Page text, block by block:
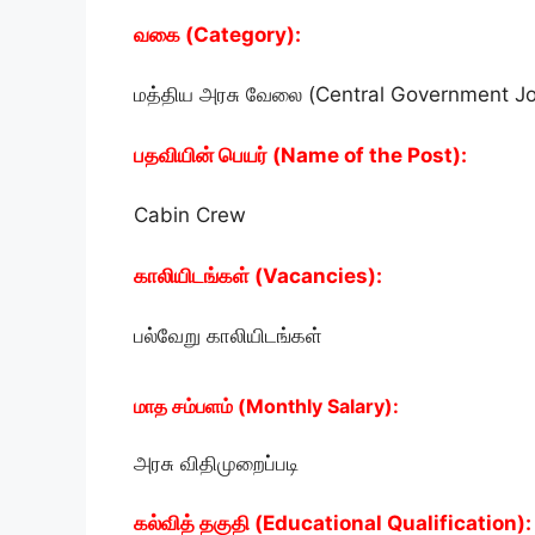
வகை (Category):
மத்திய அரசு வேலை (Central Government
பதவியின் பெயர் (Name of the Post):
Cabin Crew
காலியிடங்கள் (Vacancies):
பல்வேறு காலியிடங்கள்
மாத சம்பளம் (Monthly Salary):
அரசு விதிமுறைப்படி
கல்வித் தகுதி (Educational Qualification):